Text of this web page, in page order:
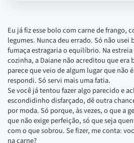
Eu já fiz esse bolo com carne de frango,
legumes. Nunca deu errado. Só não
fumaça estragaria o equilíbrio. Na
cozinha, a Daiane não acreditou que era
parece que veio de algum lugar que não
respondi. Só servi mais uma fatia.
Se você já tentou fazer algo parecido e
escondidinho disfarçado, dê outra
por moda. Só porque, às vezes, o que a
que não exige perfeição, só que seja
com o que sobrou. Se fizer, me conta:
na carne?